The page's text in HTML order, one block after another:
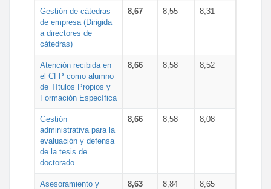
Gestión de cátedras
de empresa (Dirigida
a directores de
cátedras)
8,67 8,55 8,31
Atención recibida en
el CFP como alumno
de Títulos Propios y
Formación Específica
8,66 8,58 8,52
Gestión
administrativa para la
evaluación y defensa
de la tesis de
doctorado
8,66 8,58 8,08
Asesoramiento y
8,63 8,84 8,65